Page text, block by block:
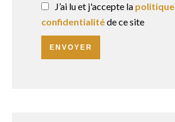
J’ai lu et j'accepte la
confidentialitéde ce site
ENVOYER